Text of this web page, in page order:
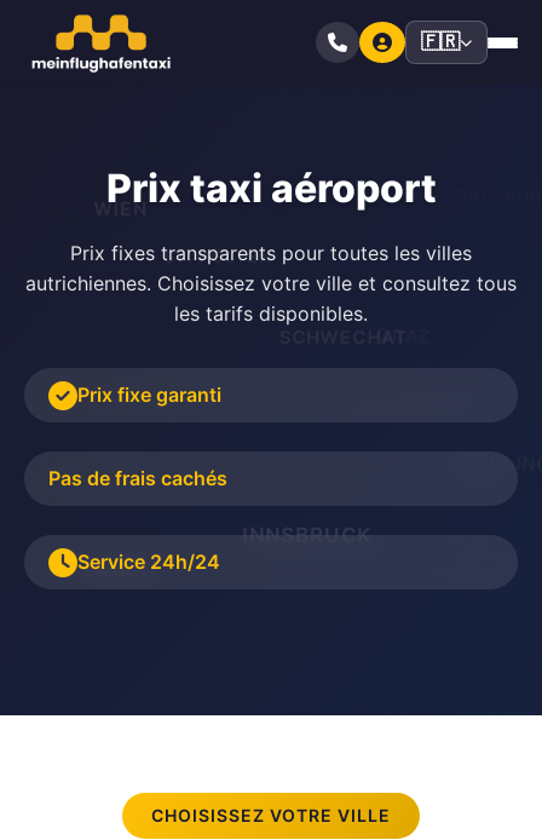
🇫🇷
WIEN
LINZ
INNSBRUCK
BADEN
ST. PÖLTEN
WIENER
EISENSTADT
Prix taxi aéroport
Prix fixes transparents pour toutes les villes
autrichiennes. Choisissez votre ville et consultez tous
les tarifs disponibles.
Prix fixe garanti
Pas de frais cachés
Service 24h/24
CHOISISSEZ VOTRE VILLE